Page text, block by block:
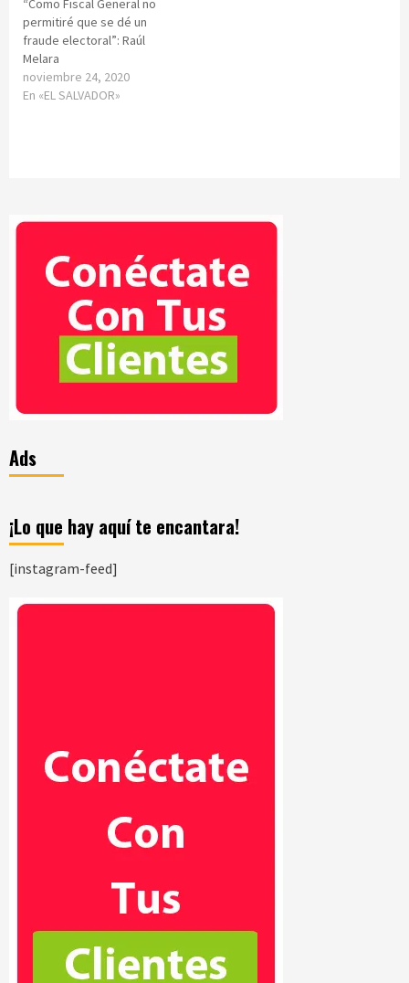
“Como Fiscal General no
permitiré que se dé un
fraude electoral”: Raúl
Melara
noviembre 24, 2020
En «EL SALVADOR»
Ads
¡Lo que hay aquí te encantara!
[instagram-feed]